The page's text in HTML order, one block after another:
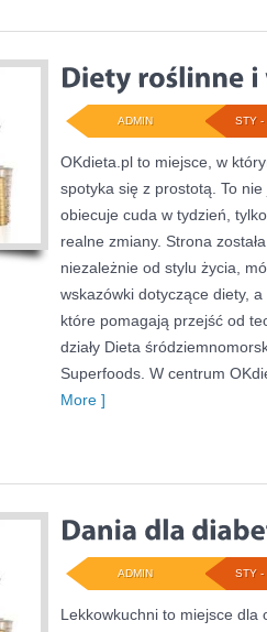
STY -
ADMIN
OKdieta.pl to miejsce, w
spotyka się z prostotą. To
obiecuje cuda w tydzień,
realne zmiany. Strona
niezależnie od stylu życia,
wskazówki dotyczące diety,
które pomagają przejść od
działy Dieta
Superfoods. W centrum
More ]
STY -
ADMIN
Lekkowkuchni to miejsce dla